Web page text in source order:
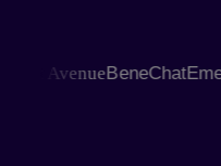
AvenueBeneChat